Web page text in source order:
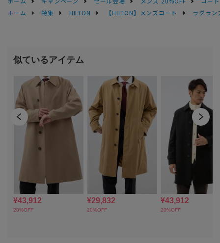
ホーム
特集 HILTON 【HILTON】メンズコート ラグラ